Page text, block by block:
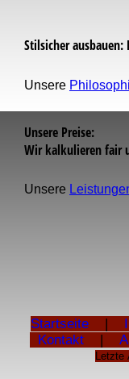
Stilsicher ausbauen:
Unsere
Unsere Preise:
Wir kalkulieren fair
Unsere
Startseite |
Kontakt |
Letzte